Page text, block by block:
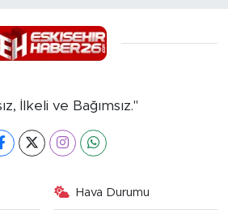
İlkeli ve Bağımsız."
Hava Durumu